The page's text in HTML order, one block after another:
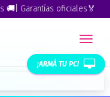
Garantías oficiales🏅
¡ARMÁ TU PC!